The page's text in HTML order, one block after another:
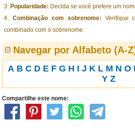
Popularidade: Decida se você prefere um
Combinação com sobrenome: Verifique
combinado com o sobrenome.
Navegar por Alfabeto (A-
A B C D E F G H I J K L M N O
Y Z
Compartilhe este nome: